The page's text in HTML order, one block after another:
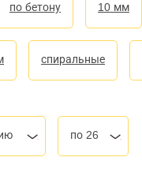
по бетону 10 мм
спиральные
по 26